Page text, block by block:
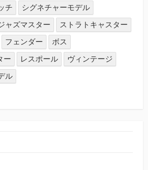
チ
シグネチャーモデル
ャズマスター
ストラトキャスター
フェンダー
ボス
ー
レスポール
ヴィンテージ
ル